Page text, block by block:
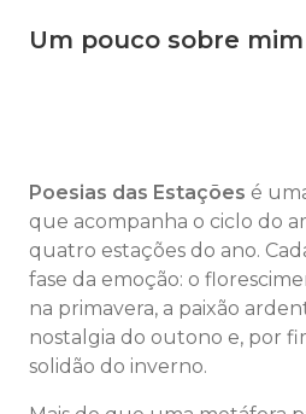
Um pouco sobre mim
Poesias das Estações é
que acompanha o ciclo do
quatro estações do ano.
fase da emoção: o
na primavera, a paixão
nostalgia do outono e, por
solidão do inverno.